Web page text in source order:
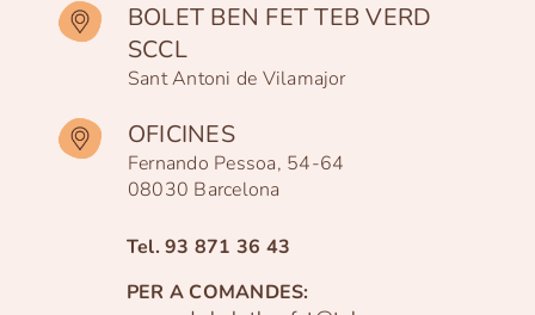
BOLET BEN FET TEB VERD
SCCL
Sant Antoni de Vilamajor
OFICINES
Fernando Pessoa, 54-64
08030 Barcelona
Tel.93 871 36 43
PER A COMANDES: